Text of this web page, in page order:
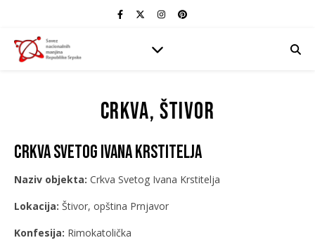
Crkva, Štivor
Crkva Svetog Ivana Krstitelja
Naziv objekta: Crkva Svetog Ivana Krstitelja
Lokacija: Štivor, opština Prnjavor
Konfesija: Rimokatolička